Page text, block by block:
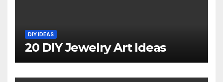
DIY IDEAS
20 DIY Jewelry Art Ideas